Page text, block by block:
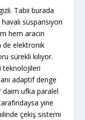
Tabii burada
süspansiyon
hem aracın
de elektronik
sürekli kılıyor.
teknolojileri
adaptif denge
daim ufka paralel
yine
çekiş sistemi